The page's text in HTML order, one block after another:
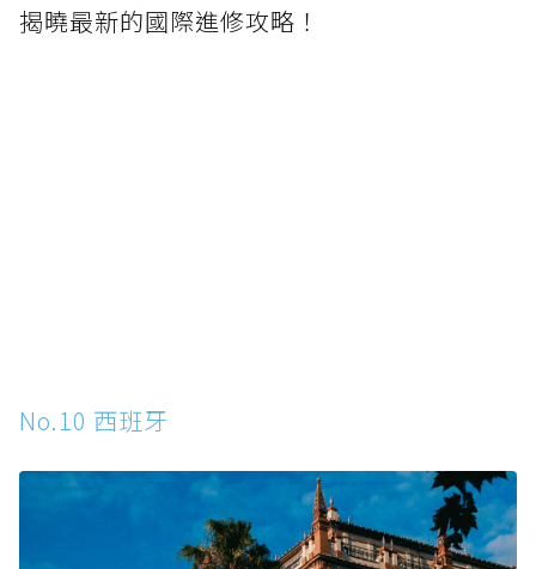
揭曉最新的國際進修攻略！
No.10 西班牙